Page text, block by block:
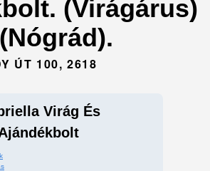
(Virágárus)
ÚT 100, 2618
Virág És